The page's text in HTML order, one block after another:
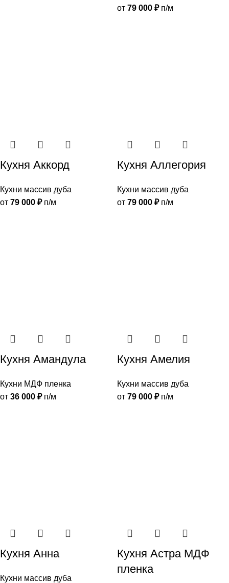
от 79 000 ₽п/м
Кухня Аккорд
Кухни массив дуба
от 79 000 ₽п/м
Кухня Аллегория
Кухни массив дуба
от 79 000 ₽п/м
Кухня Амандула
Кухни МДФ пленка
от 36 000 ₽п/м
Кухня Амелия
Кухни массив дуба
от 79 000 ₽п/м
Кухня Анна
Кухни массив дуба
Кухня Астра МДФ
пленка